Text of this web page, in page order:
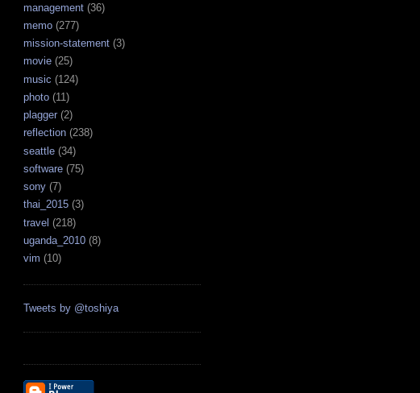
management (36)
memo (277)
mission-statement (3)
movie (25)
music (124)
photo (11)
plagger (2)
reflection (238)
seattle (34)
software (75)
sony (7)
thai_2015 (3)
travel (218)
uganda_2010 (8)
vim (10)
Tweets by @toshiya